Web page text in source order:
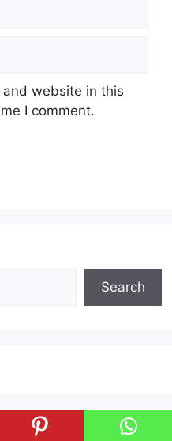
and website in this
I comment.
Search